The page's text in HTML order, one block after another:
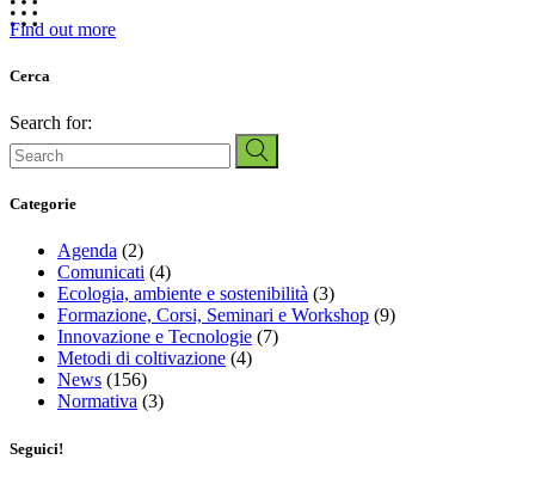
Find out more
Cerca
Search for:
Categorie
Agenda (2)
Comunicati (4)
Ecologia, ambiente e sostenibilità (3)
Formazione, Corsi, Seminari e Workshop (9)
Innovazione e Tecnologie (7)
Metodi di coltivazione (4)
News (156)
Normativa (3)
Seguici!